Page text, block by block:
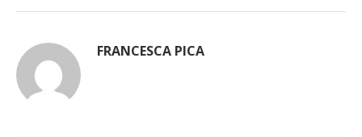
FRANCESCA PICA